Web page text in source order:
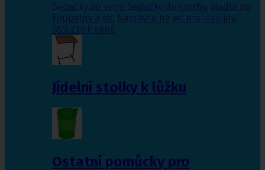
Sedačky do vany, Sedačky do sprchy, Madla do
koupelny a wc, Nástavce na wc pro invalidy,
Stoličky k vaně
Jídelní stolky k lůžku
Ostatní pomůcky pro